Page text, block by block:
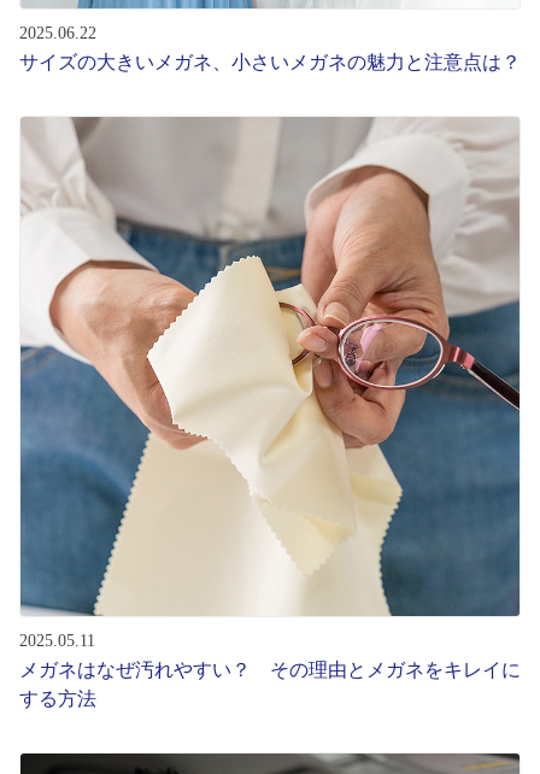
2025.06.22
サイズの大きいメガネ、小さいメガネの魅力と注意点は？
2025.05.11
メガネはなぜ汚れやすい？ その理由とメガネをキレイに
する方法